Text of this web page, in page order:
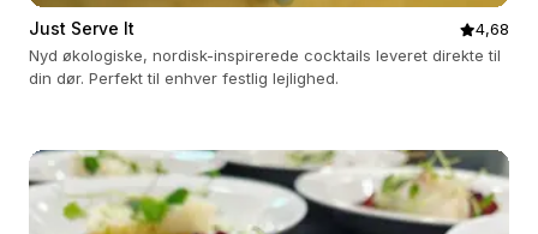
Just Serve It
4,68
Nyd økologiske, nordisk-inspirerede cocktails leveret direkte til
din dør. Perfekt til enhver festlig lejlighed.